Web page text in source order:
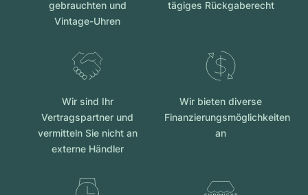
gebrauchten und
Vintage-Uhren
tägiges Rückgaberecht
Wir sind Ihr
Vertragspartner und
vermitteln Sie nicht an
externe Händler
Wir bieten diverse
Finanzierungsmöglichkeiten
an